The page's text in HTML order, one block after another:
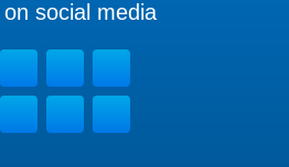
social media